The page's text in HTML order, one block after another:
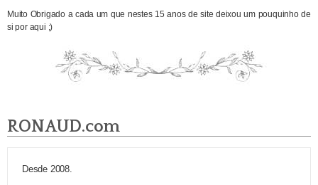
Muito Obrigado a cada um que nestes 15 anos de site deixou um pouquinho de
si por aqui ;)
RONAUD.com
Desde 2008.